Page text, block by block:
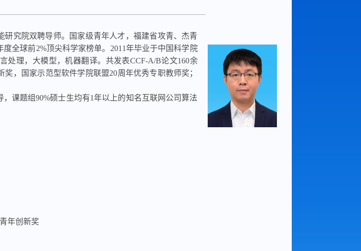
究院双聘导师。国家级青年人才，福建省攻青、杰青
全球前2%顶尖科学家榜单。2011年毕业于中国科学院
处理，大模型，机器翻译。共发表CCF-A/B论文160余
，国家示范型软件学院联盟20周年优秀专职教师奖；
课题组90%硕士生均有1年以上的知名互联网公司算法
年创新奖